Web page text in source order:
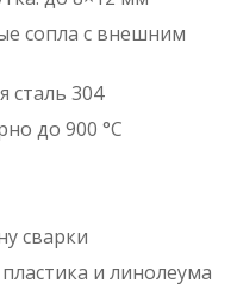
сопла с внешним
304
до 900 °C
сварки
и линолеума